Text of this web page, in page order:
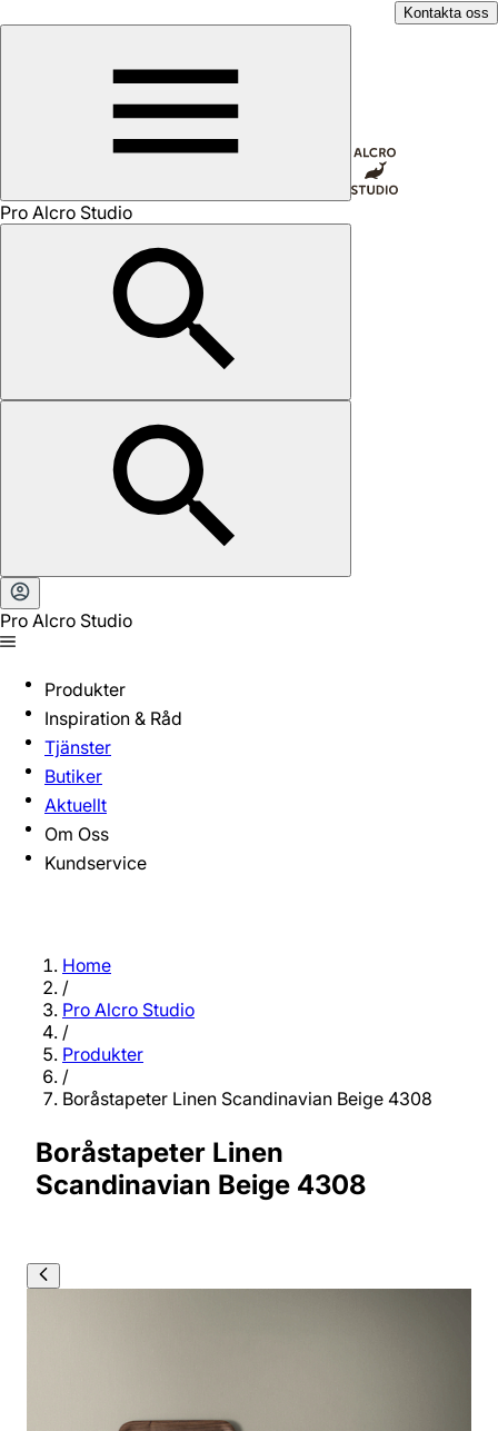
Kontakta oss
Pro Alcro Studio
Pro Alcro Studio
Produkter
Inspiration & Råd
Tjänster
Butiker
Aktuellt
Om Oss
Kundservice
Home
/
Pro Alcro Studio
/
Produkter
/
Boråstapeter Linen Scandinavian Beige 4308
Boråstapeter Linen
Scandinavian Beige 4308